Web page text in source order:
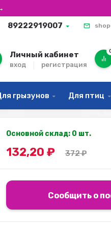
89222919007
Личный кабинет
вход регистрация
грызунов Для птиц
Основной склад: 0 шт.
132,20 ₽ 372₽
Сообщить о